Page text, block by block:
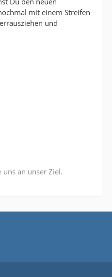
mit einem Streifen
und
an unser Ziel.